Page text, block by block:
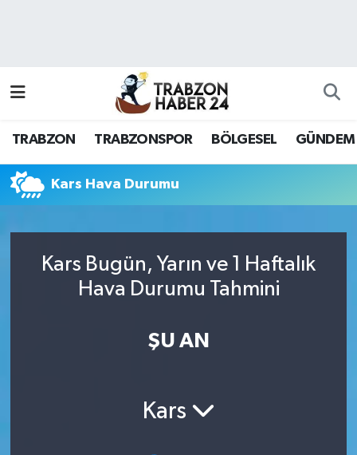
TRABZON TRABZONSPOR BÖLGESEL GÜNDEM
Kars Hava Durumu
Kars Bugün, Yarın ve 1 Haftalık
Hava Durumu Tahmini
ŞU AN
Kars
Hava Durumu
Namaz Vakitleri
Trafik Durumu
Tüm Manşetler